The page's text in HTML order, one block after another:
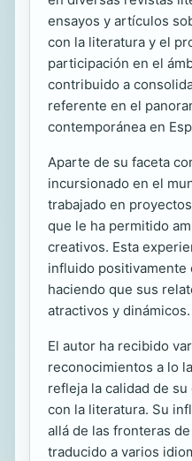
ensayos y artículos
con la literatura y el
participación en el
contribuido a
referente en el
contemporánea en
Aparte de su faceta
incursionado en el
trabajado en
que le ha permitido
creativos. Esta
influido positivamente
haciendo que sus
atractivos y dinámicos.
El autor ha recibido
reconocimientos a lo
refleja la calidad de
con la literatura. Su
allá de las fronteras
traducido a varios